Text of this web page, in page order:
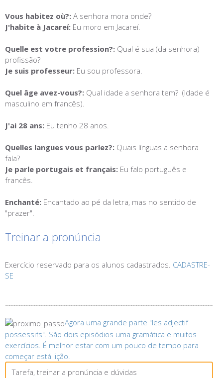
Vous habitez où?: A senhora mora onde?
J'habite à Jacareí: Eu moro em Jacareí.
Quelle est votre profession?: Qual é sua (da senhora)
profissão?
Je suis professeur: Eu sou professora.
Quel âge avez-vous?: Qual idade a senhora tem? (Idade é
masculino em francês).
J'ai 28 ans: Eu tenho 28 anos.
Quelles langues vous parlez?: Quais línguas a senhora
fala?
Je parle portugais et français: Eu falo português e
francês.
Enchanté: Encantado ao pé da letra, mas no sentido de
"prazer".
Treinar a pronúncia
Exercício reservado para os alunos cadastrados. CADASTRE-
SE
Agora uma grande parte "les adjectif
possessifs". São dois episódios uma gramática e muitos
exercícios. É melhor estar com um pouco de tempo para
começar está lição.
Tarefa, treinar a pronúncia e dúvidas